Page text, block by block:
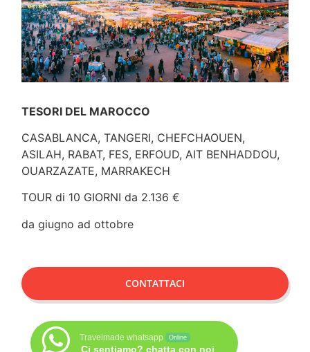
TESORI DEL MAROCCO
CASABLANCA, TANGERI, CHEFCHAOUEN,
ASILAH, RABAT, FES, ERFOUD, AIT BENHADDOU,
OUARZAZATE, MARRAKECH
TOUR di 10 GIORNI da 2.136 €
da giugno ad ottobre
CONTATTACI
Travelmade whatsapp Online
Ci sentiamo? chatta con noi